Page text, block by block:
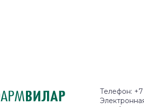
Телефон: +7